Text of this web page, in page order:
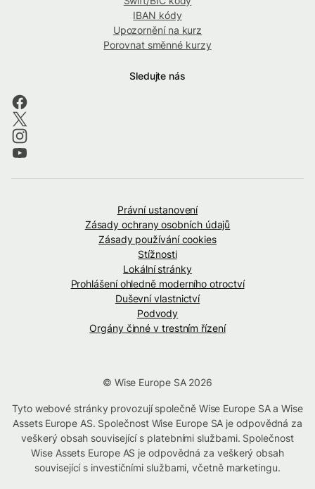
IBAN kódy
Upozornění na kurz
Porovnat směnné kurzy
Sledujte nás
Právní ustanovení
Zásady ochrany osobních údajů
Zásady používání cookies
Stížnosti
Lokální stránky
Prohlášení ohledně moderního otroctví
Duševní vlastnictví
Podvody
Orgány činné v trestním řízení
© Wise Europe SA 2026
Tyto webové stránky provozují společně Wise Europe SA a Wise
Assets Europe AS. Společnost Wise Europe SA je odpovědná za
veškerý obsah související s platebními službami. Společnost
Wise Assets Europe AS je odpovědná za veškerý obsah
související s investičními službami, včetně marketingu.